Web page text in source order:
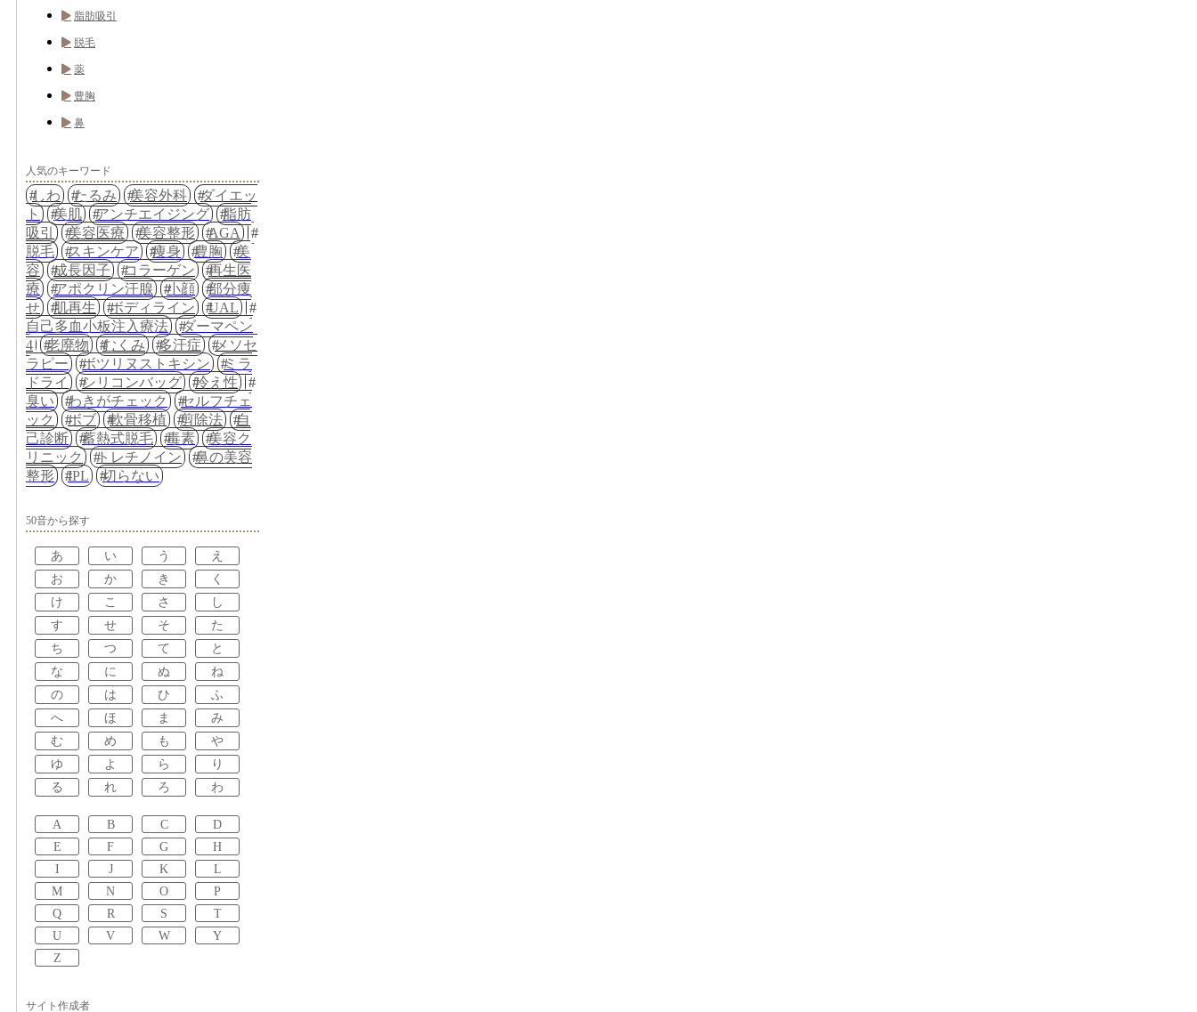
脂肪吸引
脱毛
薬
豊胸
鼻
人気のキーワード
しわ たるみ 美容外科
ダイエッ
ト
美肌 アンチエイジング
脂肪
吸引
美容医療 美容整形
AGA
脱毛
スキンケア 痩身 豊胸
美
容
成長因子 コラーゲン
再生医
療
アポクリン汗腺 小顔
部分痩
せ
肌再生 ボディライン
UAL
自己多血小板注入療法
ダーマペン
4
老廃物 むくみ 多汗症
メソセ
ラピー
ボツリヌストキシン
ミラ
ドライ
シリコンバッグ
冷え性
臭い
わきがチェック
セルフチェ
ック
ボブ 軟骨移植 剪除法
自
己診断
蓄熱式脱毛 毒素
美容ク
リニック
トレチノイン
鼻の美容
整形
IPL 切らない
50音から探す
あ い う
え
お
か き
く
け
こ さ
し
す
せ そ
た
ち
つ て
と
な
に ぬ
ね
の
は ひ
ふ
へ
ほ ま
み
む
め も
や
ゆ
よ ら
り
る
れ ろ わ
A B C
D
E
F G
H
I
J K
L
M
N O
P
Q
R S
T
U
V W
Y
Z
サイト作成者